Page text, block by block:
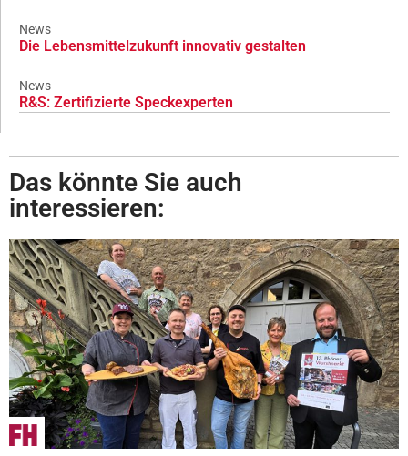
News
Die Lebensmittelzukunft innovativ gestalten
News
R&S: Zertifizierte Speckexperten
Das könnte Sie auch
interessieren: